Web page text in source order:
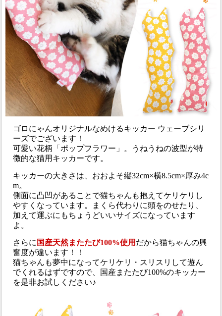
ゴロにゃんオリジナルなめけるキッカー ウェーブシリ
ーズでございます！
可愛い花柄「ポップフラワー」。うねうねの波型が特
徴的な猫用キッカーです。
キッカーの大きさは、おおよそ縦32cm×横8.5cm×厚み4c
m。
側面に凸凹があることで猫ちゃんも抱えてケリケリし
やすくなっています。まくら代わりに頭をのせたり、
加えて運ぶにもちょうどいいサイズになっています
よ。
さらに 国産天然またたび100%使用 だから猫ちゃんの興
奮度が違います！！
猫ちゃんも夢中になってケリケリ・スリスリして遊ん
でくれるはずですので、国産またたび100%のキッカー
を是非お試しください♪